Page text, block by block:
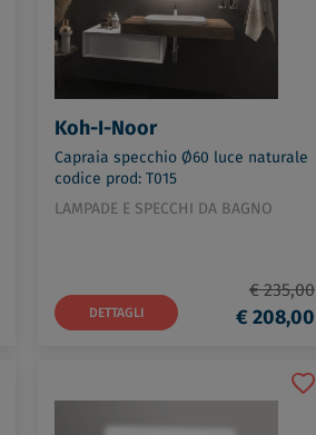
Koh-I-Noor
Capraia specchio Ø60 luce naturale
codice prod: T015
LAMPADE E SPECCHI DA BAGNO
DETTAGLI
€ 235,00
€ 208,00